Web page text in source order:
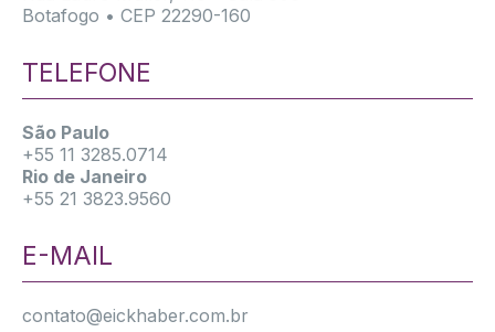
Botafogo • CEP 22290-160
TELEFONE
São Paulo
+55 11 3285.0714
Rio de Janeiro
+55 21 3823.9560
E-MAIL
contato@eickhaber.com.br